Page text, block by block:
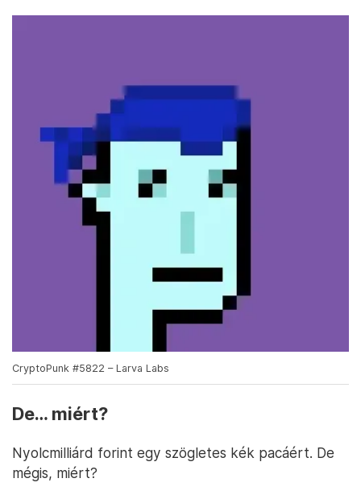
CryptoPunk #5822 – Larva Labs
De… miért?
Nyolcmilliárd forint egy szögletes kék pacáért. De
mégis, miért?